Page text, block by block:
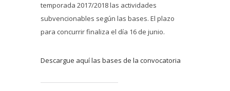
temporada 2017/2018 las actividades
subvencionables según las bases. El plazo
para concurrir finaliza el día 16 de junio.
Descargue aquí las bases de la convocatoria